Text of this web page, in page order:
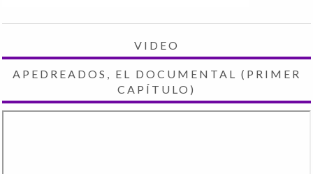
VIDEO
APEDREADOS, EL DOCUMENTAL (PRIMER
CAPÍTULO)